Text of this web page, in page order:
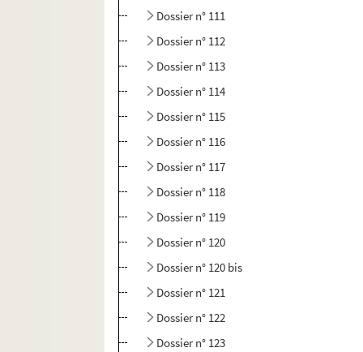
Dossier n° 111
Dossier n° 112
Dossier n° 113
Dossier n° 114
Dossier n° 115
Dossier n° 116
Dossier n° 117
Dossier n° 118
Dossier n° 119
Dossier n° 120
Dossier n° 120 bis
Dossier n° 121
Dossier n° 122
Dossier n° 123